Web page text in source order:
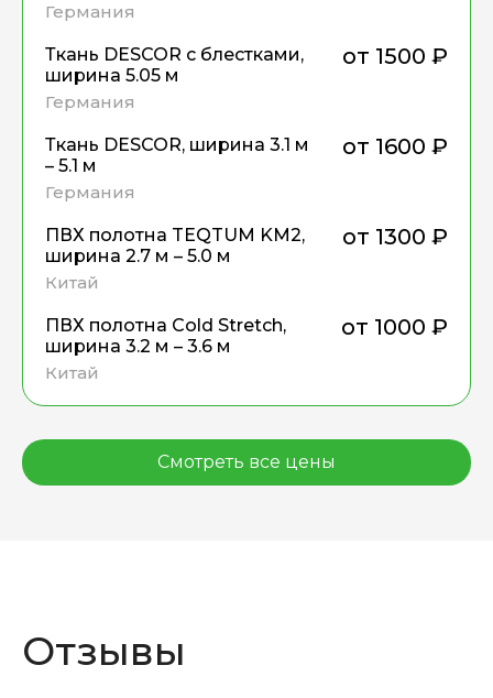
Германия
Ткань DESCOR с блестками,
ширина 5.05 м
Германия
от 1500 ₽
Ткань DESCOR, ширина 3.1 м
– 5.1 м
Германия
от 1600 ₽
ПВХ полотна TEQTUM KM2,
ширина 2.7 м – 5.0 м
Китай
от 1300 ₽
ПВХ полотна Cold Stretch,
ширина 3.2 м – 3.6 м
Китай
от 1000 ₽
Смотреть все цены
Отзывы